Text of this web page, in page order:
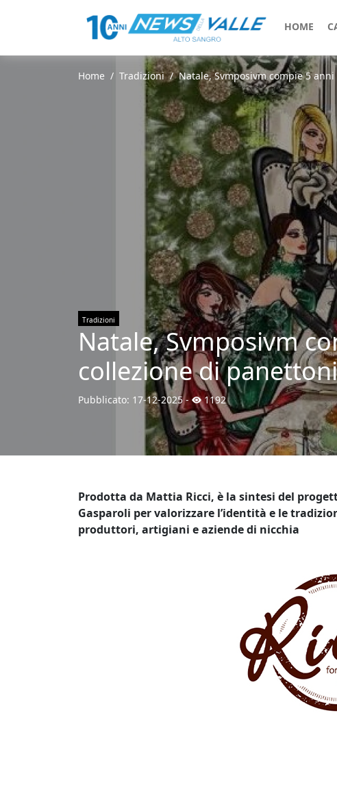
HOME
Home Tradizioni Natale, Svmposivm compie 5
Tradizioni
Natale, Svmposivm
collezione di
Pubblicato: 17-12-2025- 1192
Prodotta da Mattia Ricci, è la sintesi del
Gasparoli per valorizzare l’identità e le
produttori, artigiani e aziende di nicchia